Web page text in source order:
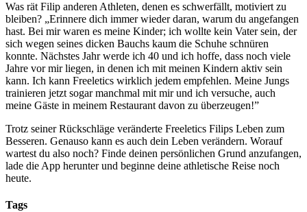
Was rät Filip anderen Athleten, denen es schwerfällt, motiviert zu
bleiben? „Erinnere dich immer wieder daran, warum du angefangen
hast. Bei mir waren es meine Kinder; ich wollte kein Vater sein, der
sich wegen seines dicken Bauchs kaum die Schuhe schnüren
konnte. Nächstes Jahr werde ich 40 und ich hoffe, dass noch viele
Jahre vor mir liegen, in denen ich mit meinen Kindern aktiv sein
kann. Ich kann Freeletics wirklich jedem empfehlen. Meine Jungs
trainieren jetzt sogar manchmal mit mir und ich versuche, auch
meine Gäste in meinem Restaurant davon zu überzeugen!”
Trotz seiner Rückschläge veränderte Freeletics Filips Leben zum
Besseren. Genauso kann es auch dein Leben verändern. Worauf
wartest du also noch? Finde deinen persönlichen Grund anzufangen,
lade die App herunter und beginne deine athletische Reise noch
heute.
Tags